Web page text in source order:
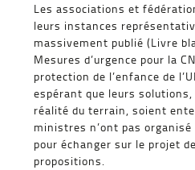
Les associations et
leurs instances
massivement publié (Livre
Mesures d’urgence pour la
protection de l’enfance de
espérant que leurs solutions,
réalité du terrain, soient
ministres n’ont pas
pour échanger sur le projet
propositions.